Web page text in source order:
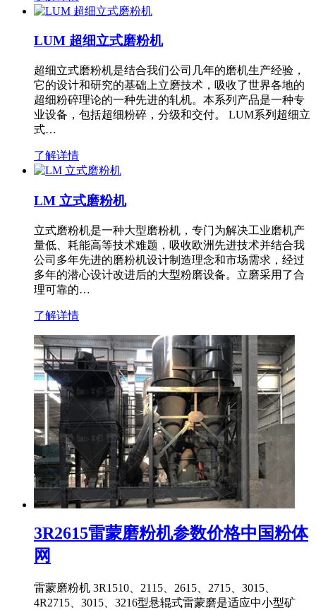
LUM 超细立式磨粉机
超细立式磨粉机是结合我们公司几年的磨机生产经验，
它的设计和研究的基础上立磨技术，吸收了世界各地的
超细粉碎理论的一种先进的轧机。本系列产品是一种专
业设备，包括超细粉碎，分级和交付。 LUM系列超细立
式…
了解详情
LM 立式磨粉机
立式磨粉机是一种大型磨粉机，专门为解决工业磨机产
量低、耗能高等技术难题，吸收欧洲先进技术并结合我
公司多年先进的磨粉机设计制造理念和市场需求，经过
多年的潜心设计改进后的大型粉磨设备。立磨采用了合
理可靠的…
了解详情
3R2615雷蒙磨粉机参数价格中国粉体
网
雷蒙磨粉机 3R1510、2115、2615、2715、3015、
4R2715、3015、3216型悬辊式雷蒙磨是适应中小型矿